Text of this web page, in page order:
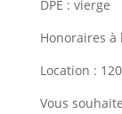
DPE : vierge
Honoraires
Location :
Vous